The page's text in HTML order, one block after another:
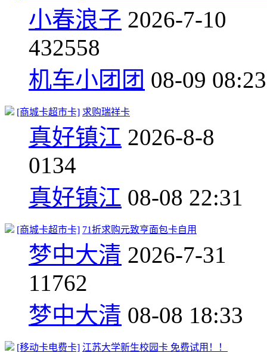
小春浪子 2026-7-10
432558
机车小团团 08-09 08:23
[商城卡超市卡] 求购瑞祥卡
真好镇江 2026-8-8
0134
真好镇江 08-08 22:31
[商城卡超市卡] 71折求购元致亨面包卡自用
梦中大清 2026-7-31
11762
梦中大清 08-08 18:33
[移动卡电费卡] 江苏大学新生校园卡 免费试用！！